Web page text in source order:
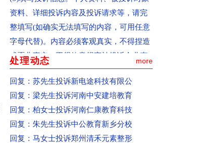
资料、详细投诉内容及投诉请求等，请完
字母代替)。内容必须客观真实，不得捏造
或歪曲事实，不得故意损害被投诉企业声
誉，甚至对投诉对象恶意诽谤。如有相关
证据，请通过传真或网页上传的方式提
交。(注：如果投诉内容较多，请先在文档
上写清楚再复制粘贴到投诉页面上，避免
因页面打开时间过长使页面过期，导致投
诉信息提交不成功)。
处理动态 more
回复： 苏先生投诉新电途科技有限公
回复： 梁先生投诉河南中安建培教育
回复： 柏女士投诉河南仁康教育科技
回复： 朱先生投诉中公教育新乡分校
回复： 马女士投诉郑州清禾元素整形